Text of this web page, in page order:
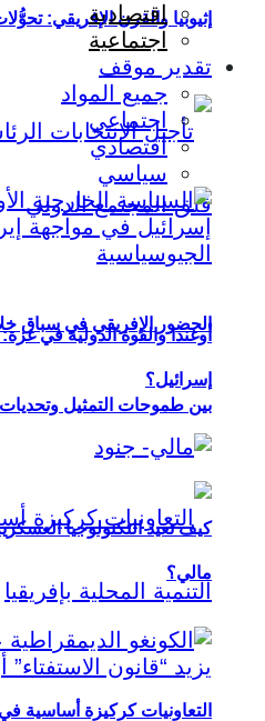
إثيوبيا والقرن الإفريقي:
الحضور الإفريقي في سباق
بين طموحات التمثيل وتحديات
التعاونيات كركيزة أساسية
اقتصادية
اجتماعية
تقدير موقف
جميع المواد
اجتماعي
اقتصادي
سياسي
أوغندا والقوة الدولية في
إسرائيل؟
كيف تعيد التكنولوجيا
مالي؟